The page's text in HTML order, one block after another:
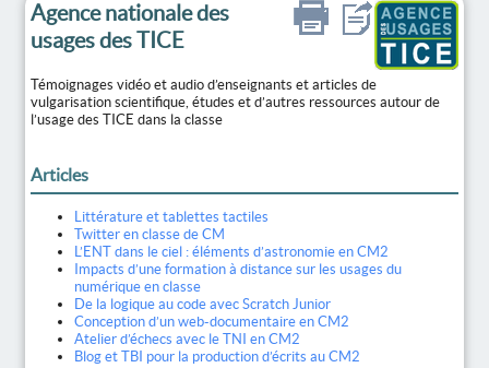
Agence nationale des
usages des TICE
Témoignages vidéo et audio d’enseignants et articles de
vulgarisation scientifique, études et d’autres ressources autour de
l’usage des TICE dans la classe
Articles
Littérature et tablettes tactiles
Twitter en classe de CM
L’ENT dans le ciel : éléments d’astronomie en CM2
Impacts d’une formation à distance sur les usages du
numérique en classe
De la logique au code avec Scratch Junior
Conception d’un web-documentaire en CM2
Atelier d’échecs avec le TNI en CM2
Blog et TBI pour la production d’écrits au CM2